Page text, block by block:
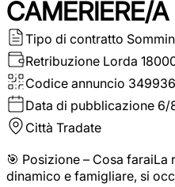
CAMERIERE/A
Tipo di contratto
Retribuzione Lorda
Codice annuncio 349936
Data di pubblicazione 6/
Città Tradate
🎯 Posizione – Cosa
dinamico e famigliare, si